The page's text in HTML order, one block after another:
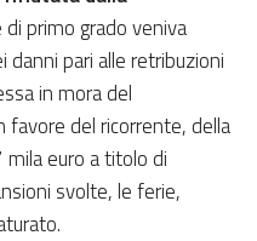
di primo grado veniva
pari alle retribuzioni
in mora del
del ricorrente, della
euro a titolo di
svolte, le ferie,